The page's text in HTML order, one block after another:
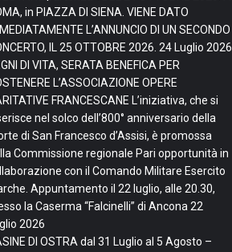
in PIAZZA DI SIENA. VIENE DATO
L’ANNUNCIO DI UN SECONDO
IL 25 OTTOBRE 2026. 24 Luglio 2026
DI VITA, SERATA BENEFICA PER
L’ASSOCIAZIONE OPERE
FRANCESCANE L’iniziativa, che si
nel solco dell’800° anniversario della
di San Francesco d’Assisi, è promossa
Commissione regionale Pari opportunità in
con il Comando Militare Esercito
Appuntamento il 22 luglio, alle 20.30,
la Caserma “Falcinelli” di Ancona22
2026
DI OSTRA dal 31 Luglio al 5 Agosto –